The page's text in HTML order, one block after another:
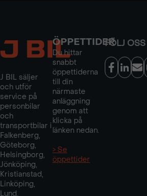
J BIL säljer
och utför
service på
personbilar
och
transportbilar i
Falkenberg,
Göteborg,
Helsingborg,
Jönköping,
Kristianstad,
Linköping,
Lund,
ÖPPETTIDER
Du hittar
snabbt
öppettiderna
till din
närmaste
anläggning
genom att
klicka på
länken nedan.
> Se
öppettider
FÖLJ OSS